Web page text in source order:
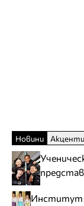
Новини Акценти
Институт